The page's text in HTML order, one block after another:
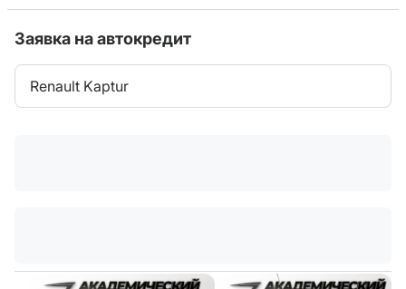
Заявка на автокредит
Renault Kaptur